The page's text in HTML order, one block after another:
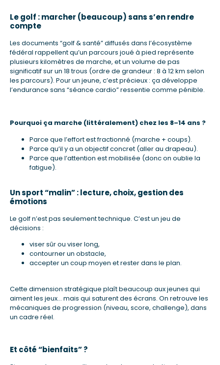
Le golf : marcher (beaucoup) sans s’en rendre
compte
Les documents “golf & santé” diffusés dans l’écosystème
fédéral rappellent qu’un parcours joué à pied représente
plusieurs kilomètres de marche, et un volume de pas
significatif sur un 18 trous (ordre de grandeur : 8 à 12 km selon
les parcours). Pour un jeune, c’est précieux : ça développe
l’endurance sans “séance cardio” ressentie comme pénible.
Pourquoi ça marche (littéralement) chez les 8–14 ans ?
Parce que l’effort est fractionné (marche + coups).
Parce qu’il y a un objectif concret (aller au drapeau).
Parce que l’attention est mobilisée (donc on oublie la
fatigue).
Un sport “malin” : lecture, choix, gestion des
émotions
Le golf n’est pas seulement technique. C’est un jeu de
décisions :
viser sûr ou viser long,
contourner un obstacle,
accepter un coup moyen et rester dans le plan.
Cette dimension stratégique plaît beaucoup aux jeunes qui
aiment les jeux… mais qui saturent des écrans. On retrouve les
mécaniques de progression (niveau, score, challenge), dans
un cadre réel.
Et côté “bienfaits” ?